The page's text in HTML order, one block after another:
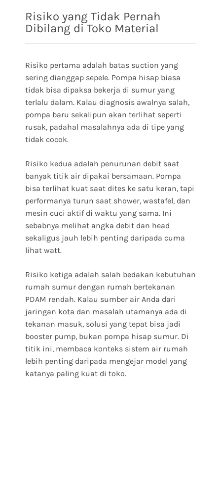
Risiko yang Tidak Pernah
Dibilang di Toko Material
Risiko pertama adalah batas suction yang
sering dianggap sepele. Pompa hisap biasa
tidak bisa dipaksa bekerja di sumur yang
terlalu dalam. Kalau diagnosis awalnya salah,
pompa baru sekalipun akan terlihat seperti
rusak, padahal masalahnya ada di tipe yang
tidak cocok.
Risiko kedua adalah penurunan debit saat
banyak titik air dipakai bersamaan. Pompa
bisa terlihat kuat saat dites ke satu keran, tapi
performanya turun saat shower, wastafel, dan
mesin cuci aktif di waktu yang sama. Ini
sebabnya melihat angka debit dan head
sekaligus jauh lebih penting daripada cuma
lihat watt.
Risiko ketiga adalah salah bedakan kebutuhan
rumah sumur dengan rumah bertekanan
PDAM rendah. Kalau sumber air Anda dari
jaringan kota dan masalah utamanya ada di
tekanan masuk, solusi yang tepat bisa jadi
booster pump, bukan pompa hisap sumur. Di
titik ini, membaca konteks sistem air rumah
lebih penting daripada mengejar model yang
katanya paling kuat di toko.